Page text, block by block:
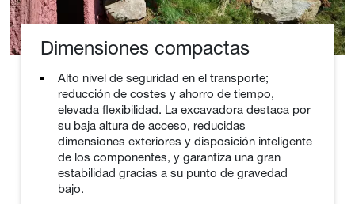
Dimensiones compactas
Alto nivel de seguridad en el transporte;
reducción de costes y ahorro de tiempo,
elevada flexibilidad. La excavadora destaca por
su baja altura de acceso, reducidas
dimensiones exteriores y disposición inteligente
de los componentes, y garantiza una gran
estabilidad gracias a su punto de gravedad
bajo.